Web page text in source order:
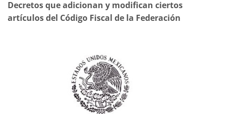
Decretos que adicionan y modifican ciertos
artículos del Código Fiscal de la Federación